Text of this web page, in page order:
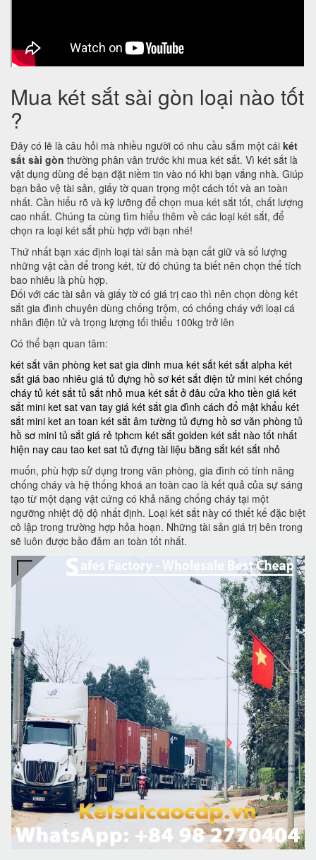
Mua két sắt sài gòn loại nào tốt
?
Đây có lẽ là câu hỏi mà nhiều người có nhu cầu sắm một cái két
sắt sài gòn thường phân vân trước khi mua két sắt. Vì két sắt là
vật dụng dùng để bạn đặt niềm tin vào nó khi bạn vắng nhà. Giúp
bạn bảo vệ tài sản, giấy tờ quan trọng một cách tốt và an toàn
nhất. Cần hiểu rõ và kỹ lưỡng để chọn mua két sắt tốt, chất lượng
cao nhất. Chúng ta cùng tìm hiểu thêm về các loại két sắt, để
chọn ra loại két sắt phù hợp với bạn nhé!
Thứ nhất bạn xác định loại tài sản mà bạn cất giữ và số lượng
những vật cần để trong két, từ đó chúng ta biết nên chọn thể tích
bao nhiêu là phù hợp.
Đối với các tài sản và giấy tờ có giá trị cao thì nên chọn dòng két
sắt gia đình chuyên dùng chống trộm, có chống cháy với loại cá
nhân điện tử và trọng lượng tối thiểu 100kg trở lên
Có thể bạn quan tâm:
két sắt văn phòng ket sat gia dinh mua két sắt két sắt alpha két
sắt giá bao nhiêu giá tủ đựng hồ sơ két sắt điện tử mini két chống
cháy tủ két sắt tủ sắt nhỏ mua két sắt ở đâu cửa kho tiền giá két
sắt mini ket sat van tay giá két sắt gia đình cách đổ mật khẩu két
sắt mini ket an toan két sắt âm tường tủ đựng hồ sơ văn phòng tủ
hồ sơ mini tủ sắt giá rẻ tphcm két sắt golden két sắt nào tốt nhất
hiện nay cau tao ket sat tủ đựng tài liệu bằng sắt két sắt nhỏ
muốn, phù hợp sử dụng trong văn phòng, gia đình có tính năng
chống cháy và hệ thống khoá an toàn cao là kết quả của sự sáng
tạo từ một dạng vật cứng có khả năng chống cháy tại một
ngưỡng nhiệt độ độ nhất định. Loại két sắt này có thiết kế đặc biệt
cô lập trong trường hợp hỏa hoạn. Những tài sản giá trị bên trong
sẽ luôn được bảo đảm an toàn tốt nhất.